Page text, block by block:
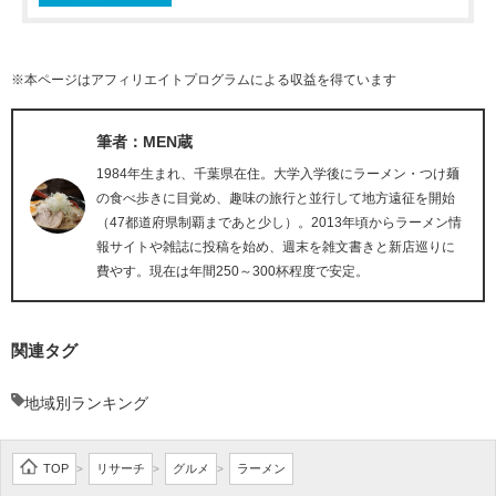
※本ページはアフィリエイトプログラムによる収益を得ています
筆者：MEN蔵
1984年生まれ、千葉県在住。大学入学後にラーメン・つけ麺
の食べ歩きに目覚め、趣味の旅行と並行して地方遠征を開始
（47都道府県制覇まであと少し）。2013年頃からラーメン情
報サイトや雑誌に投稿を始め、週末を雑文書きと新店巡りに
費やす。現在は年間250～300杯程度で安定。
関連タグ
地域別ランキング
TOP > リサーチ > グルメ > ラーメン